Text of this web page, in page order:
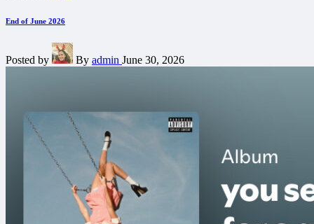
End of June 2026
Posted by By admin June 30, 2026